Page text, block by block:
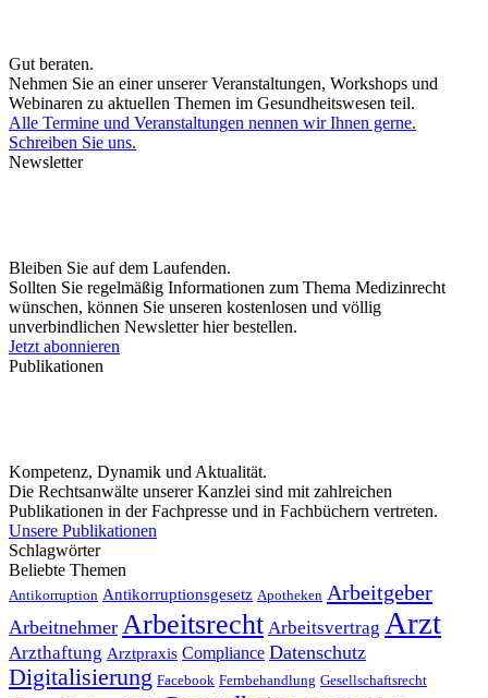
Gut beraten.
Nehmen Sie an einer unserer Veranstaltungen, Workshops und
Webinaren zu aktuellen Themen im Gesundheitswesen teil.
Alle Termine und Veranstaltungen nennen wir Ihnen gerne.
Schreiben Sie uns.
Newsletter
Bleiben Sie auf dem Laufenden.
Sollten Sie regelmäßig Informationen zum Thema Medizinrecht
wünschen, können Sie unseren kostenlosen und völlig
unverbindlichen Newsletter hier bestellen.
Jetzt abonnieren
Publikationen
Kompetenz, Dynamik und Aktualität.
Die Rechtsanwälte unserer Kanzlei sind mit zahlreichen
Publikationen in der Fachpresse und in Fachbüchern vertreten.
Unsere Publikationen
Schlagwörter
Beliebte Themen
Antikorruption Antikorruptionsgesetz Apotheken Arbeitgeber
Arbeitnehmer Arbeitsrecht Arbeitsvertrag Arzt
Arzthaftung Arztpraxis Compliance Datenschutz
Digitalisierung Facebook Fernbehandlung Gesellschaftsrecht